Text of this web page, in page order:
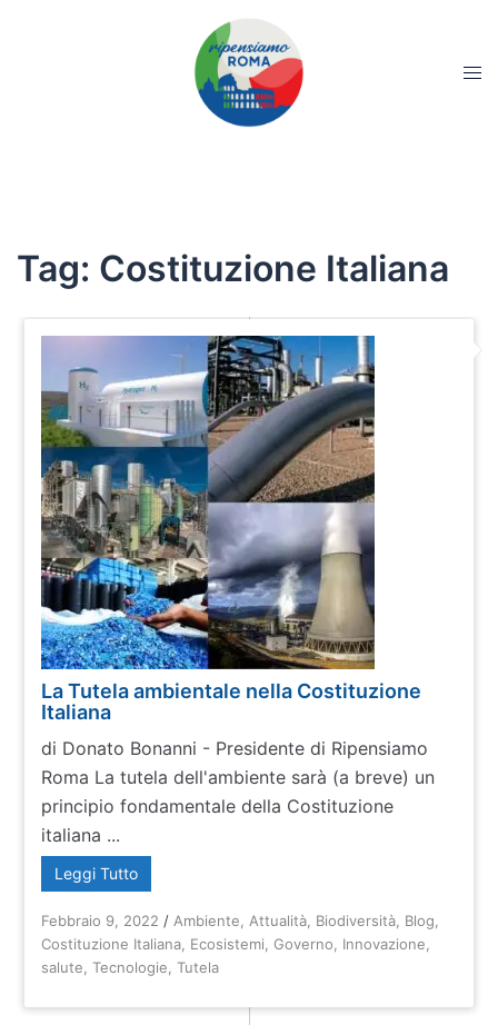
Tag: Costituzione Italiana
La Tutela ambientale nella Costituzione
Italiana
di Donato Bonanni - Presidente di Ripensiamo
Roma La tutela dell'ambiente sarà (a breve) un
principio fondamentale della Costituzione
italiana ...
Leggi Tutto
Febbraio 9, 2022 / Ambiente Attualità Biodiversità Blog
Costituzione Italiana Ecosistemi ,Governo Innovazione
salute ,Tecnologie ,Tutela